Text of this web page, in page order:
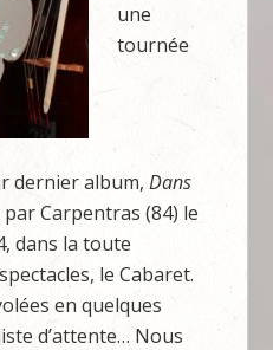
une
tournée
dernier album,Dans
Carpentras (84) le
dans la toute
le Cabaret.
en quelques
d’attente… Nous